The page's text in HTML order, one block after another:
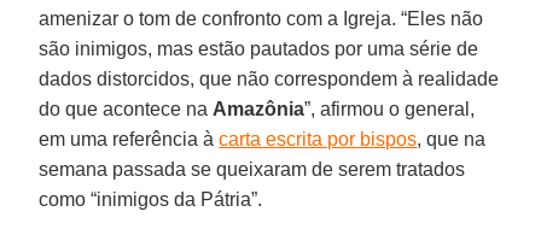
amenizar o tom de confronto com a Igreja. “Eles não
são inimigos, mas estão pautados por uma série de
dados distorcidos, que não correspondem à realidade
do que acontece na Amazônia”, afirmou o general,
em uma referência àcarta escrita por bispos, que na
semana passada se queixaram de serem tratados
como “inimigos da Pátria”.